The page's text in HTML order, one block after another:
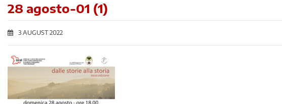
28 agosto-01 (1)
3 AUGUST 2022